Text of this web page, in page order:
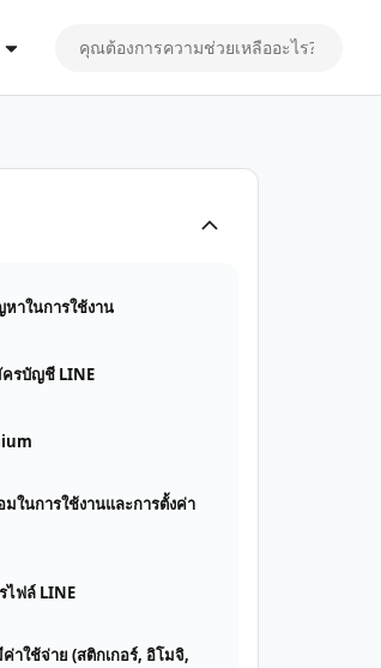
าในการใช้งาน
รบัญชี LINE
ในการใช้งานและการตั้งค่า
ฟล์ LINE
าใช้จ่าย (สติกเกอร์, อิโมจิ,